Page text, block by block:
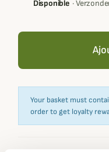
Disponible·
Your basket must
order to get loyalty